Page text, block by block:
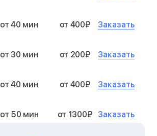
от 40 мин от 400₽ Заказать
от 30 мин от 200₽ Заказать
от 40 мин от 400₽ Заказать
от 50 мин от 1300₽ Заказать